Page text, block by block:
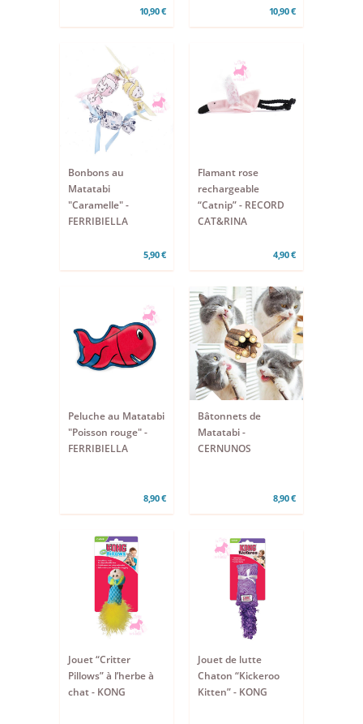
10,90 € 10,90 €
Bonbons au
Matatabi
"Caramelle" -
FERRIBIELLA
5,90 €
Flamant rose
rechargeable
“Catnip” - RECORD
CAT&RINA
4,90 €
Peluche au Matatabi
"Poisson rouge" -
FERRIBIELLA
8,90 €
Bâtonnets de
Matatabi -
CERNUNOS
8,90 €
Jouet “Critter
Pillows” à l’herbe à
chat - KONG
Jouet de lutte
Chaton “Kickeroo
Kitten” - KONG